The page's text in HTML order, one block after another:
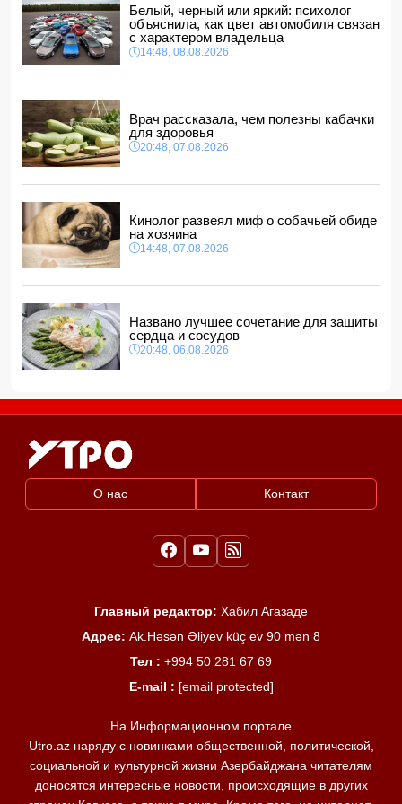
В Гобустанском районе Hyundai врезался в фонарный
столб: есть погибший
11:48, 08.08.2026
США ввели санкции против двух криптобирж за
сотрудничество с КСИР
11:40, 08.08.2026
Фон дер Ляйен захотела пресечь доходы России «со
всех сторон»
11:34, 08.08.2026
Белый, черный или яркий: психолог
объяснила, как цвет автомобиля связан
с характером владельца
14:48, 08.08.2026
Врач рассказала, чем полезны кабачки
для здоровья
20:48, 07.08.2026
Кинолог развеял миф о собачьей обиде
на хозяина
14:48, 07.08.2026
Названо лучшее сочетание для защиты
сердца и сосудов
20:48, 06.08.2026
О нас Контакт
Главный редактор: Хабил Агазаде
Адрес: Ak.Həsən Əliyev küç ev 90 mən 8
Тел : +994 50 281 67 69
E-mail : [email protected]
На Информационном портале
Utro.az наряду с новинками общественной, политической,
социальной и культурной жизни Азербайджана читателям
доносятся интересные новости, происходящие в других